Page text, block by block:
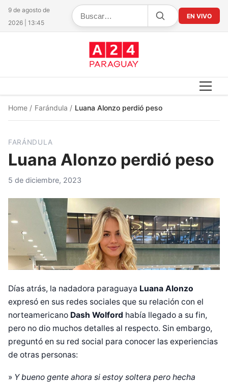
9 de agosto de
2026 | 13:45
EN VIVO
Home / Farándula / Luana Alonzo perdió peso
FARÁNDULA
Luana Alonzo perdió peso
5 de diciembre, 2023
Días atrás, la nadadora paraguaya Luana Alonzo
expresó en sus redes sociales que su relación con el
norteamericano Dash Wolford había llegado a su fin,
pero no dio muchos detalles al respecto. Sin embargo,
preguntó en su red social para conocer las experiencias
de otras personas:
» Y bueno gente ahora si estoy soltera pero hecha